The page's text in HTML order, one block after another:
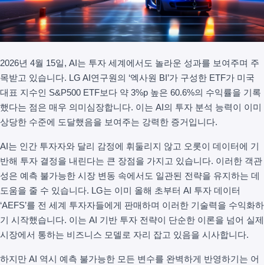
2026년 4월 15일, AI는 투자 세계에서도 놀라운 성과를 보여주며 주
목받고 있습니다. LG AI연구원의 ‘엑사원 BI’가 구성한 ETF가 미국
대표 지수인 S&P500 ETF보다 약 3%p 높은 60.6%의 수익률을 기록
했다는 점은 매우 의미심장합니다. 이는 AI의 투자 분석 능력이 이미
상당한 수준에 도달했음을 보여주는 강력한 증거입니다.
AI는 인간 투자자와 달리 감정에 휘둘리지 않고 오롯이 데이터에 기
반해 투자 결정을 내린다는 큰 장점을 가지고 있습니다. 이러한 객관
성은 예측 불가능한 시장 변동 속에서도 일관된 전략을 유지하는 데
도움을 줄 수 있습니다. LG는 이미 올해 초부터 AI 투자 데이터
‘AEFS’를 전 세계 투자자들에게 판매하며 이러한 기술력을 수익화하
기 시작했습니다. 이는 AI 기반 투자 전략이 단순한 이론을 넘어 실제
시장에서 통하는 비즈니스 모델로 자리 잡고 있음을 시사합니다.
하지만 AI 역시 예측 불가능한 모든 변수를 완벽하게 반영하기는 어